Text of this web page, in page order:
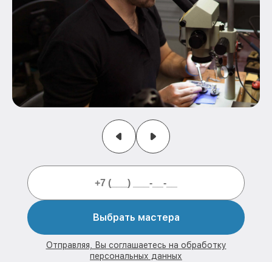
Выбрать мастера
Отправляя, Вы соглашаетесь на обработку
персональных данных